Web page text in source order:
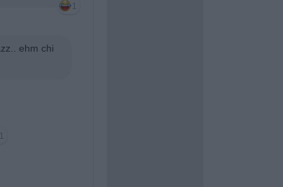
1
ehm chi